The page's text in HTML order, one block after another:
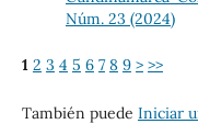
Núm. 23 (2024)
1 2 3 4 5 6 7 8 9 > >>
También puede Iniciar